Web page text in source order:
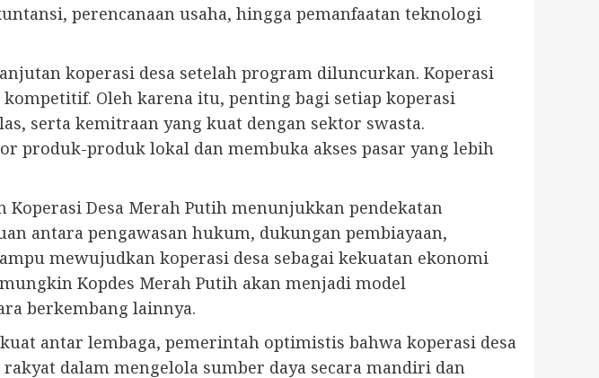
perencanaan usaha, hingga pemanfaatan teknologi
koperasi desa setelah program diluncurkan. Koperasi
Oleh karena itu, penting bagi setiap koperasi
serta kemitraan yang kuat dengan sektor swasta.
produk-produk lokal dan membuka akses pasar yang lebih
Desa Merah Putih menunjukkan pendekatan
antara pengawasan hukum, dukungan pembiayaan,
mewujudkan koperasi desa sebagai kekuatan ekonomi
Kopdes Merah Putih akan menjadi model
berkembang lainnya.
antar lembaga, pemerintah optimistis bahwa koperasi desa
dalam mengelola sumber daya secara mandiri dan